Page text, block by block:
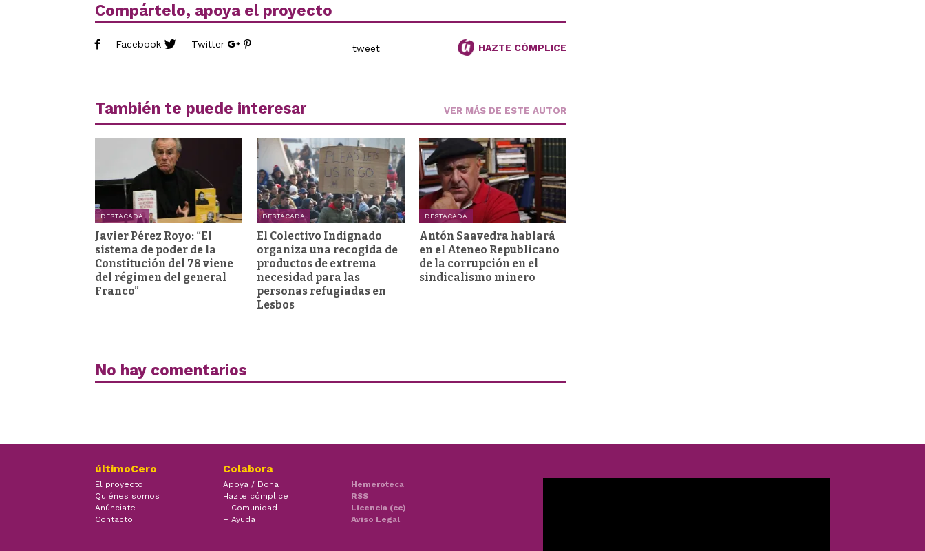
Compártelo, apoya el proyecto
Facebook Twitter tweet HAZTE CÓMPLICE
También te puede interesar VER MÁS DE ESTE AUTOR
DESTACADA
Javier Pérez Royo: “El
sistema de poder de la
Constitución del 78 viene
del régimen del general
Franco”
DESTACADA
El Colectivo Indignado
organiza una recogida de
productos de extrema
necesidad para las
personas refugiadas en
Lesbos
DESTACADA
Antón Saavedra hablará
en el Ateneo Republicano
de la corrupción en el
sindicalismo minero
No hay comentarios
últimoCero
El proyecto
Quiénes somos
Anúnciate
Contacto
Colabora
Apoya / Dona
Hazte cómplice
– Comunidad
– Ayuda
Hemeroteca
RSS
Licencia (cc)
Aviso Legal